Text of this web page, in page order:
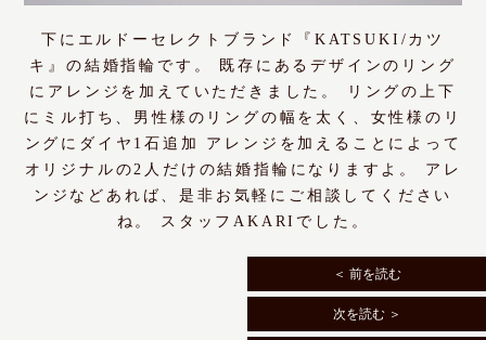
下にエルドーセレクトブランド『KATSUKI/カツ
キ』の結婚指輪です。 既存にあるデザインのリング
にアレンジを加えていただきました。 リングの上下
にミル打ち、男性様のリングの幅を太く、女性様のリ
ングにダイヤ1石追加 アレンジを加えることによって
オリジナルの2人だけの結婚指輪になりますよ。 アレ
ンジなどあれば、是非お気軽にご相談してください
ね。 スタッフAKARIでした。
＜ 前を読む
次を読む ＞